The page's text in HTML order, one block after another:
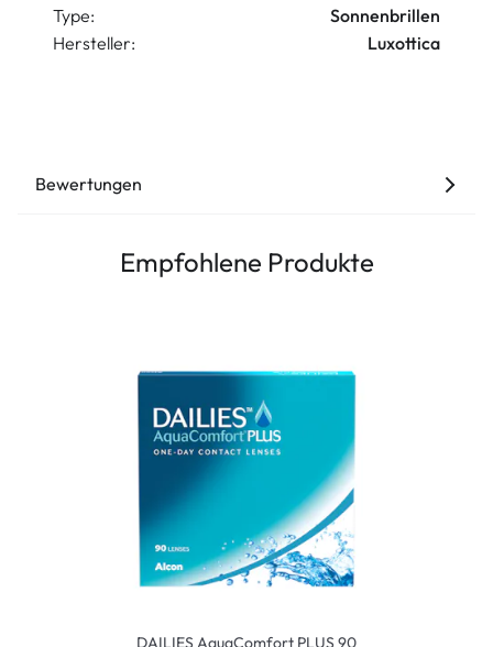
Type:
Sonnenbrillen
Hersteller:
Luxottica
Bewertungen
Empfohlene Produkte
DAILIES AquaComfort PLUS 90